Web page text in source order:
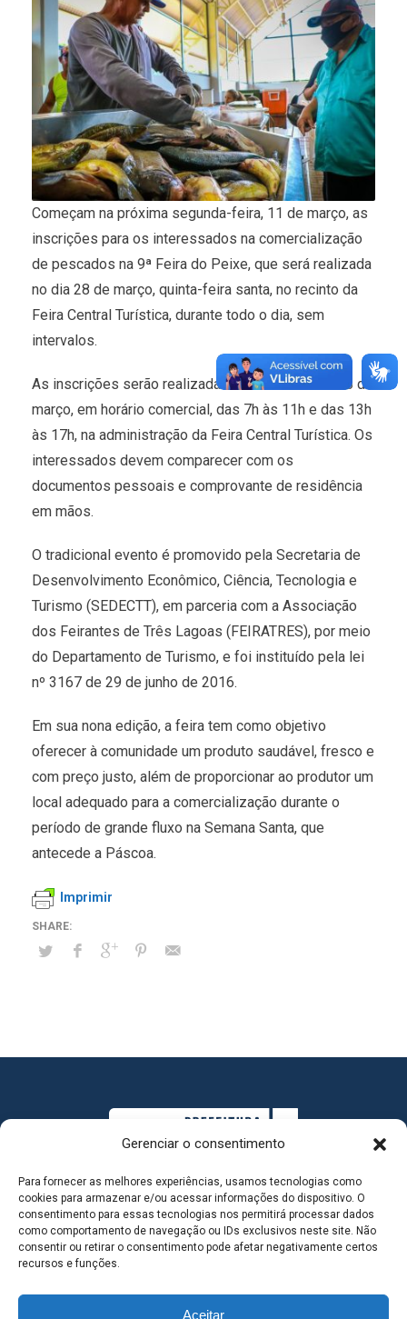
Gerenciar o consentimento
Para fornecer as melhores experiências, usamos tecnologias como
cookies para armazenar e/ou acessar informações do dispositivo. O
consentimento para essas tecnologias nos permitirá processar dados
como comportamento de navegação ou IDs exclusivos neste site. Não
consentir ou retirar o consentimento pode afetar negativamente certos
recursos e funções.
Aceitar
Começam na próxima segunda-feira, 11 de março, as
inscrições para os interessados na comercialização
de pescados na 9ª Feira do Peixe, que será realizada
no dia 28 de março, quinta-feira santa, no recinto da
Feira Central Turística, durante todo o dia, sem
intervalos.
As inscrições serão realizadas do dia 11 ao dia 26 de
março, em horário comercial, das 7h às 11h e das 13h
às 17h, na administração da Feira Central Turística. Os
interessados devem comparecer com os
documentos pessoais e comprovante de residência
em mãos.
O tradicional evento é promovido pela Secretaria de
Desenvolvimento Econômico, Ciência, Tecnologia e
Turismo (SEDECTT), em parceria com a Associação
dos Feirantes de Três Lagoas (FEIRATRES), por meio
do Departamento de Turismo, e foi instituído pela lei
nº 3167 de 29 de junho de 2016.
Em sua nona edição, a feira tem como objetivo
oferecer à comunidade um produto saudável, fresco e
com preço justo, além de proporcionar ao produtor um
local adequado para a comercialização durante o
período de grande fluxo na Semana Santa, que
antecede a Páscoa.
Imprimir
MAPA DO SITE